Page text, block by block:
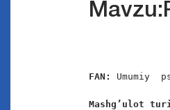
FAN: Umumiy
Mashg’ulot